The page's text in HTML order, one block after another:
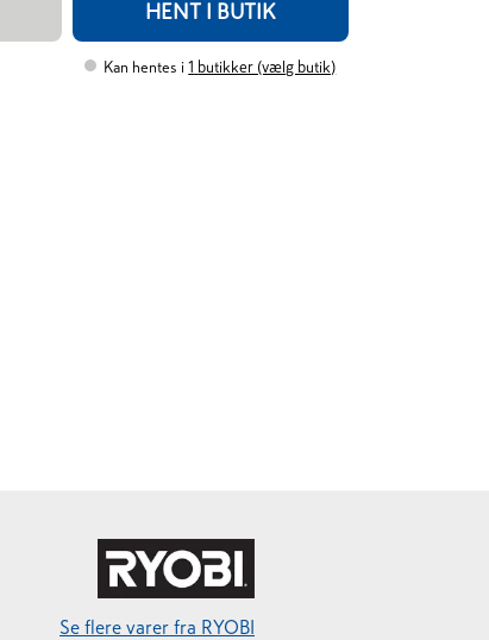
HENT I BUTIK
Kan hentes i 1 butikker (vælg butik)
Se flere varer fra RYOBI